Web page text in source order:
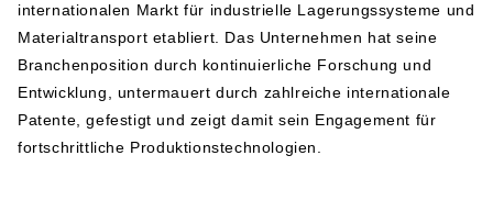
Metalsistem
Viale dell’Industria 2
38068 Rovereto
Italy
Telefonnummer: +39 0464 303030
internationalen Markt für industrielle Lagerungssysteme und
Materialtransport etabliert. Das Unternehmen hat seine
Branchenposition durch kontinuierliche Forschung und
Entwicklung, untermauert durch zahlreiche internationale
Patente, gefestigt und zeigt damit sein Engagement für
fortschrittliche Produktionstechnologien.